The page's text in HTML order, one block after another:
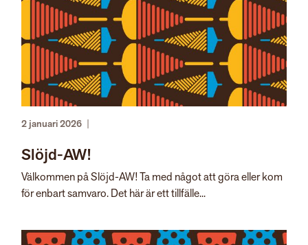
2 januari 2026 |
Slöjd-AW!
Välkommen på Slöjd-AW! Ta med något att göra eller kom
för enbart samvaro. Det här är ett tillfälle...